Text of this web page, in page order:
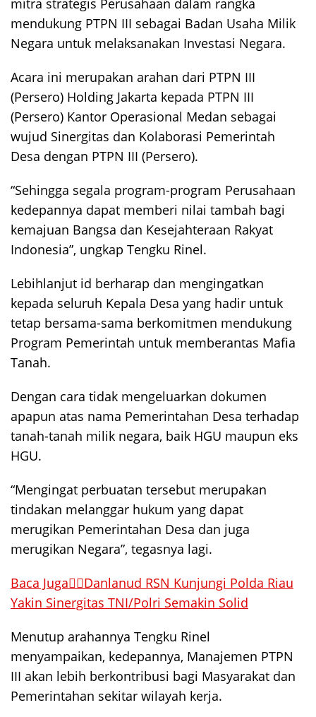
mitra strategis Perusahaan dalam rangka
mendukung PTPN III sebagai Badan Usaha Milik
Negara untuk melaksanakan Investasi Negara.
Acara ini merupakan arahan dari PTPN III
(Persero) Holding Jakarta kepada PTPN III
(Persero) Kantor Operasional Medan sebagai
wujud Sinergitas dan Kolaborasi Pemerintah
Desa dengan PTPN III (Persero).
“Sehingga segala program-program Perusahaan
kedepannya dapat memberi nilai tambah bagi
kemajuan Bangsa dan Kesejahteraan Rakyat
Indonesia”, ungkap Tengku Rinel.
Lebihlanjut id berharap dan mengingatkan
kepada seluruh Kepala Desa yang hadir untuk
tetap bersama-sama berkomitmen mendukung
Program Pemerintah untuk memberantas Mafia
Tanah.
Dengan cara tidak mengeluarkan dokumen
apapun atas nama Pemerintahan Desa terhadap
tanah-tanah milik negara, baik HGU maupun eks
HGU.
“Mengingat perbuatan tersebut merupakan
tindakan melanggar hukum yang dapat
merugikan Pemerintahan Desa dan juga
merugikan Negara”, tegasnya lagi.
Baca Juga👉🏻Danlanud RSN Kunjungi Polda Riau
Yakin Sinergitas TNI/Polri Semakin Solid
Menutup arahannya Tengku Rinel
menyampaikan, kedepannya, Manajemen PTPN
III akan lebih berkontribusi bagi Masyarakat dan
Pemerintahan sekitar wilayah kerja.